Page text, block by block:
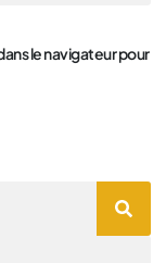
le navigateur pour